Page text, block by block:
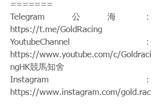
=======
Telegram公海：
https://t.me/GoldRacing
YoutubeChannel：
https://www.youtube.com/c/Goldraci
ngHK競馬知舍
Instagram：
https://www.instagram.com/gold.rac